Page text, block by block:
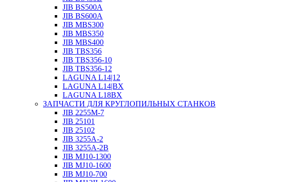
JIB BS500A
JIB BS600A
JIB MBS300
JIB MBS350
JIB MBS400
JIB TBS356
JIB TBS356-10
JIB TBS356-12
LAGUNA L14|12
LAGUNA L14|BX
LAGUNA L18BX
ЗАПЧАСТИ ДЛЯ КРУГЛОПИЛЬНЫХ СТАНКОВ
JIB 2255M-7
JIB 25101
JIB 25102
JIB 3255A-2
JIB 3255A-2B
JIB MJ10-1300
JIB MJ10-1600
JIB MJ10-700